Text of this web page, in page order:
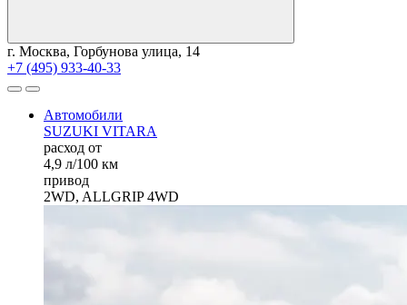
г. Москва, Горбунова улица, 14
+7 (495) 933-40-33
Автомобили
SUZUKI VITARA
расход от
4,9 л/100 км
привод
2WD, ALLGRIP 4WD